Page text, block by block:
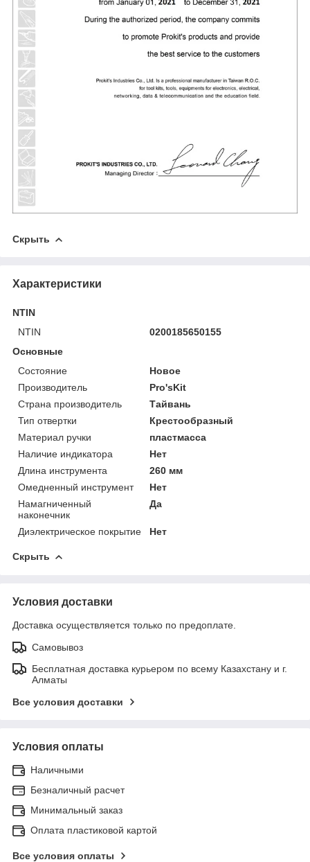
Скрыть
Характеристики
NTIN
NTIN
0200185650155
Основные
Состояние
Новое
Производитель
Pro'sKit
Страна производитель
Тайвань
Тип отвертки
Крестообразный
Материал ручки
пластмасса
Наличие индикатора
Нет
Длина инструмента
260 мм
Омедненный инструмент
Нет
Намагниченный
наконечник
Да
Диэлектрическое покрытие Нет
Скрыть
Условия доставки
Доставка осуществляется только по предоплате.
Самовывоз
Бесплатная доставка курьером по всему Казахстану и г.
Алматы
Все условия доставки
Условия оплаты
Наличными
Безналичный расчет
Минимальный заказ
Оплата пластиковой картой
Все условия оплаты